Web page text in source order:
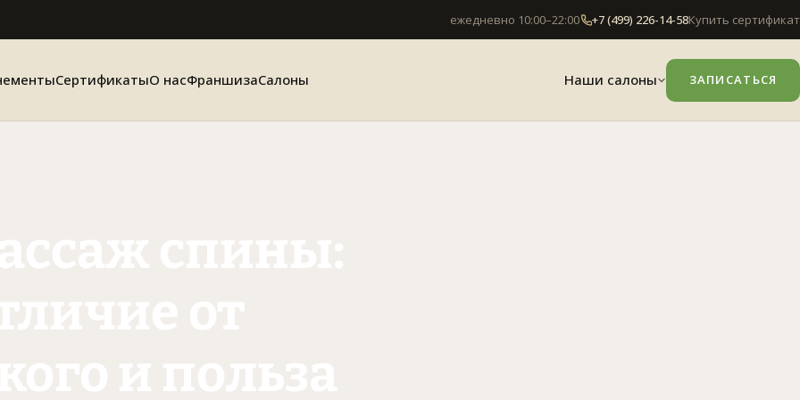
ежедневно 10:00–22:00 +7 (499) 226-14-58Купить сертификат
СертификатыО насФраншизаСалоны Наши салоны ЗАПИСАТЬСЯ